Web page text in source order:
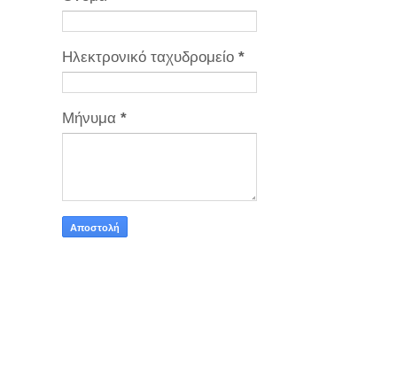
Ηλεκτρονικό ταχυδρομείο *
Μήνυμα *